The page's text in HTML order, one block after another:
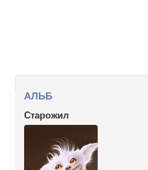
АЛЬБ
Cтарожил